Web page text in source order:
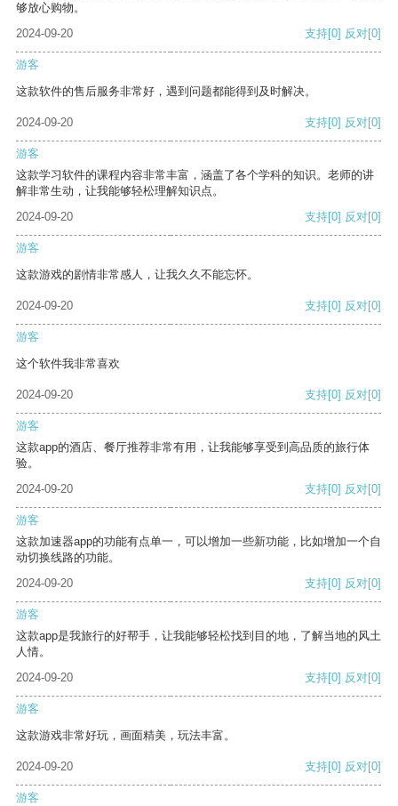
够放心购物。
2024-09-20
支持[0] 反对[0]
游客
这款软件的售后服务非常好，遇到问题都能得到及时解决。
2024-09-20 支持[0] 反对[0]
游客
这款学习软件的课程内容非常丰富，涵盖了各个学科的知识。老师的讲
解非常生动，让我能够轻松理解知识点。
2024-09-20
支持[0] 反对[0]
游客
这款游戏的剧情非常感人，让我久久不能忘怀。
2024-09-20 支持[0] 反对[0]
游客
这个软件我非常喜欢
2024-09-20 支持[0] 反对[0]
游客
这款app的酒店、餐厅推荐非常有用，让我能够享受到高品质的旅行体
验。
2024-09-20
支持[0] 反对[0]
游客
这款加速器app的功能有点单一，可以增加一些新功能，比如增加一个自
动切换线路的功能。
2024-09-20
支持[0] 反对[0]
游客
这款app是我旅行的好帮手，让我能够轻松找到目的地，了解当地的风土
人情。
2024-09-20
支持[0] 反对[0]
游客
这款游戏非常好玩，画面精美，玩法丰富。
2024-09-20 支持[0] 反对[0]
游客